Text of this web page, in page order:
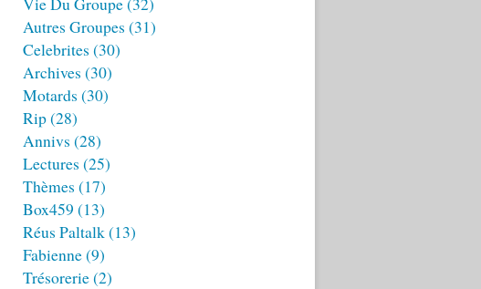
Autres Groupes (31)
Celebrites (30)
Archives (30)
Motards (30)
Rip(28)
Annivs (28)
Lectures (25)
Thèmes (17)
Box459 (13)
Réus Paltalk(13)
Fabienne(9)
Trésorerie(2)